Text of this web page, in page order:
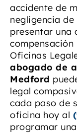
accidente de
negligencia
presentar una
compensación
Oficinas
abogado de
Medford
legal
cada paso de
oficina hoy al
programar